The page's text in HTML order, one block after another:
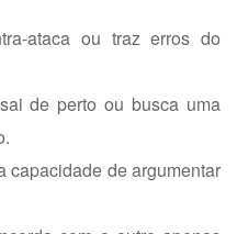
ataca ou traz erros do
de perto ou busca uma
capacidade de argumentar